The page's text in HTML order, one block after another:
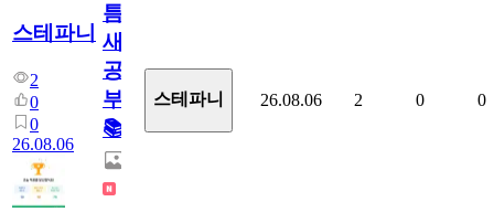
스테파니
2
0
0
26.08.06
틈
새
공
부!
📚
스테파니 26.08.06 2 0 0